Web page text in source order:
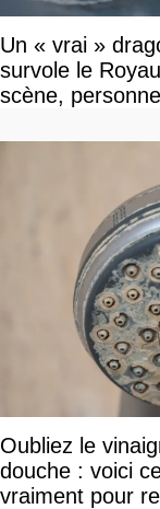
Un « vrai »
survole le
scène,
Oubliez le
douche : voici
vraiment pour